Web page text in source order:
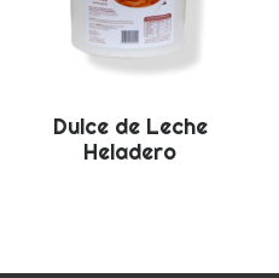
Dulce de Leche
Heladero